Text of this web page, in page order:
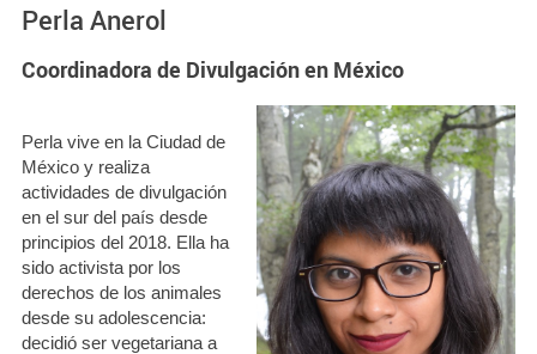
Perla Anerol
Coordinadora de Divulgación en México
Perla vive en la Ciudad de
México y realiza
actividades de divulgación
en el sur del país desde
principios del 2018. Ella ha
sido activista por los
derechos de los animales
desde su adolescencia:
decidió ser vegetariana a